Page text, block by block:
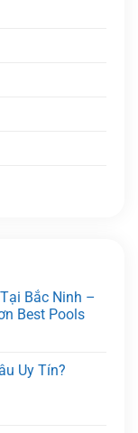
Bắc Ninh –
Best Pools
Uy Tín?